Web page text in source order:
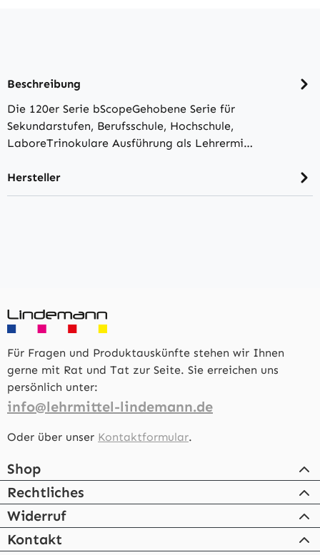
Beschreibung
Die 120er Serie bScopeGehobene Serie für
Sekundarstufen, Berufsschule, Hochschule,
LaboreTrinokulare Ausführung als Lehrermi…
Hersteller
Für Fragen und Produktauskünfte stehen wir Ihnen
gerne mit Rat und Tat zur Seite. Sie erreichen uns
persönlich unter:
info@lehrmittel-lindemann.de
Oder über unser Kontaktformular.
Shop
Rechtliches
Widerruf
Kontakt